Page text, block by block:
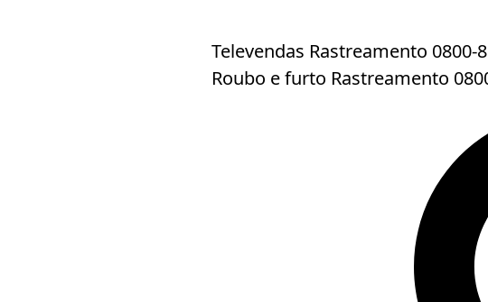
Televendas Rastreamento 0800-
Roubo e furto Rastreamento